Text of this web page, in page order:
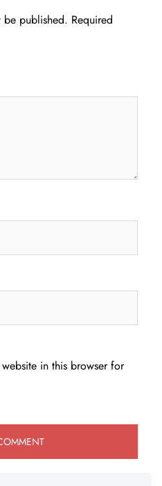
be published. Required
in this browser for